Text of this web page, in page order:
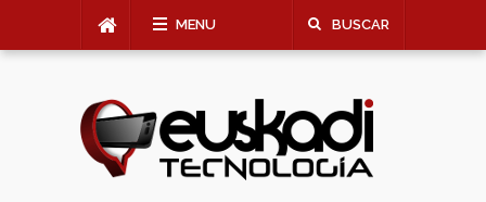
MENU BUSCAR